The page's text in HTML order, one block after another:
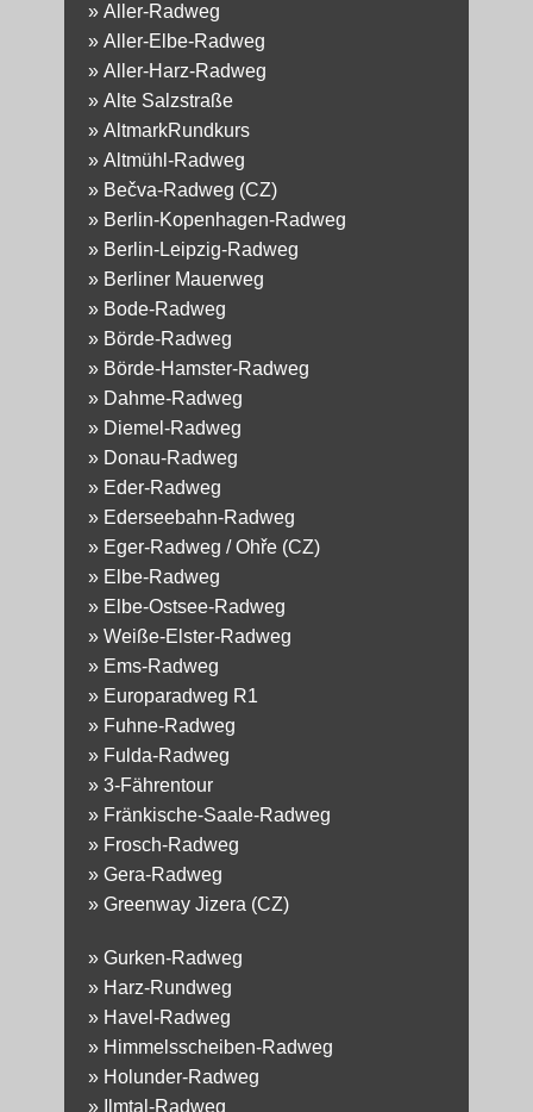
» Aller-Radweg
» Aller-Elbe-Radweg
» Aller-Harz-Radweg
» Alte Salzstraße
» AltmarkRundkurs
» Altmühl-Radweg
» Bečva-Radweg (CZ)
» Berlin-Kopenhagen-Radweg
» Berlin-Leipzig-Radweg
» Berliner Mauerweg
» Bode-Radweg
» Börde-Radweg
» Börde-Hamster-Radweg
» Dahme-Radweg
» Diemel-Radweg
» Donau-Radweg
» Eder-Radweg
» Ederseebahn-Radweg
» Eger-Radweg / Ohře (CZ)
» Elbe-Radweg
» Elbe-Ostsee-Radweg
» Weiße-Elster-Radweg
» Ems-Radweg
» Europaradweg R1
» Fuhne-Radweg
» Fulda-Radweg
» 3-Fährentour
» Fränkische-Saale-Radweg
» Frosch-Radweg
» Gera-Radweg
» Greenway Jizera (CZ)
» Gurken-Radweg
» Harz-Rundweg
» Havel-Radweg
» Himmelsscheiben-Radweg
» Holunder-Radweg
»
Ilmtal-Radweg